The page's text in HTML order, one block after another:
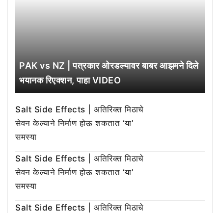
PAK vs NZ | पत्रकार ओरडल्यावर बाबर आझमने दिले
भयानक रिएक्शन, पाहा VIDEO
Salt Side Effects | अतिरिक्त मिठाचे
सेवन केल्याने निर्माण होऊ शकतात ‘या’
समस्या
Salt Side Effects | अतिरिक्त मिठाचे
सेवन केल्याने निर्माण होऊ शकतात ‘या’
समस्या
Salt Side Effects | अतिरिक्त मिठाचे